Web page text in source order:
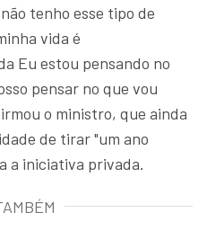
tenho esse tipo de
vida é
Eu estou pensando no
pensar no que vou
o ministro, que ainda
de tirar "um ano
a iniciativa privada.